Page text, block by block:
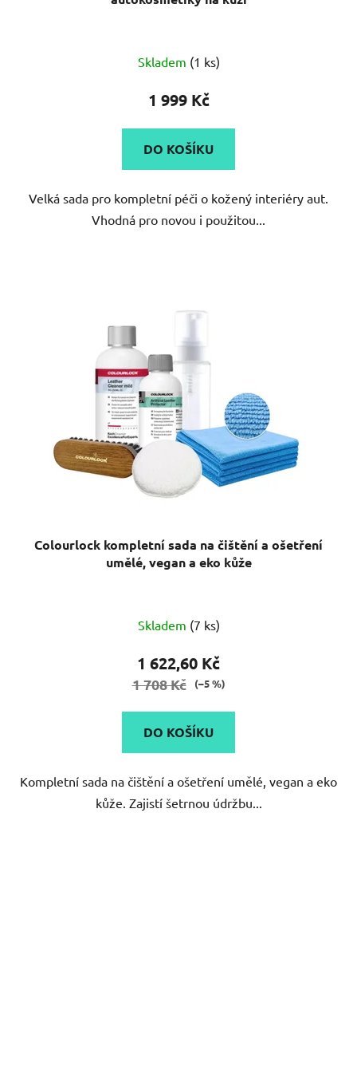
hodnocení
je
5,0
z
5
hvězdiček.
(1 ks)
1 999 Kč
DO KOŠÍKU
Vhodná pro novou i použitou...
Colourlock kompletní sada na čištění a ošetření
umělé, vegan a eko kůže
(7 ks)
1 622,60 Kč
1 708 Kč
DO KOŠÍKU
Kompletní sada na čištění a ošetření umělé, vegan a eko
kůže. Zajistí šetrnou údržbu...